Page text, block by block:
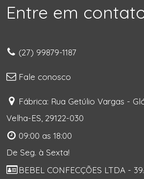
Entre em
(27) 99879-1187
Fale conosco
Fábrica: Rua Getúlio Vargas -
Velha-ES, 29122-030
09:00 as 18:00
De Seg. à Sexta!
BEBEL CONFECÇÕES LTDA -